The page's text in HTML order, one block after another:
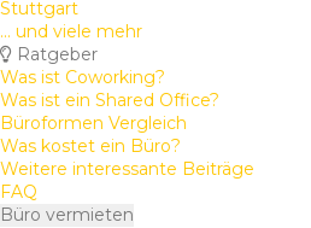
Stuttgart
... und viele mehr
Ratgeber
Was ist Coworking?
Was ist ein Shared Office?
Büroformen Vergleich
Was kostet ein Büro?
Weitere interessante Beiträge
FAQ
Büro vermieten